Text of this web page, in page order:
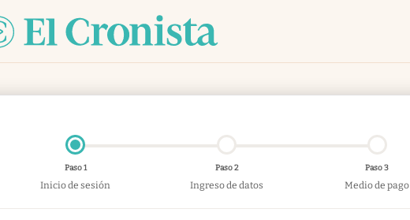
Paso 1
Inicio de sesión
Paso 2
Ingreso de datos
Paso 3
Medio de pago